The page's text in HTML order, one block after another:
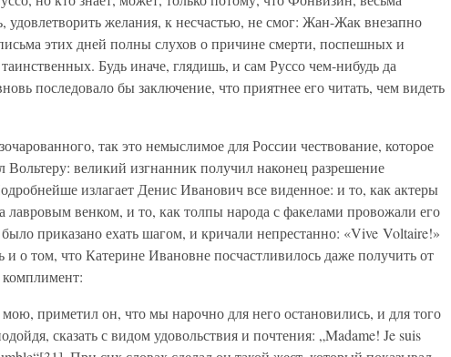
удовлетворить желания, к несчастью, не смог: Жан-Жак внезапно
этих дней полны слухов о причине смерти, поспешных и
Будь иначе, глядишь, и сам Руссо чем-нибудь да
последовало бы заключение, что приятнее его читать, чем видеть
так это немыслимое для России чествование, которое
великий изгнанник получил наконец разрешение
излагает Денис Иванович все виденное: и то, как актеры
лавровым венком, и то, как толпы народа с факелами провожали его
было приказано ехать шагом, и кричали непрестанно: «Vive Voltaire!»
и о том, что Катерине Ивановне посчастливилось даже получить от
комплимент:
приметил он, что мы нарочно для него остановились, и для того
сказать с видом удовольствия и почтения: „Madame! Je suis